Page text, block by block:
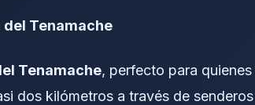
del Tenamache
Tenamache, perfecto para
dos kilómetros a través de